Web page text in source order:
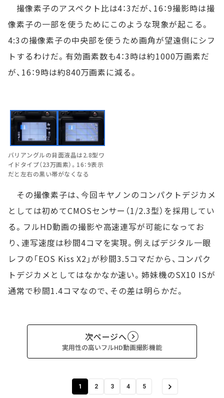
撮像素子のアスペクト比は4：3だが、16：9撮影時は撮
像素子の一部を使うためにこのような現象が起こる。
4:3の撮像素子の中央部を使うため画角が望遠側にシフ
トするわけだ。有効画素数も4：3時は約1000万画素だ
が、16：9時は約840万画素に減る。
バリアングルの背面液晶は2.8型ワ
イドタイプ（23万画素）。16：9表示
だと左右の黒い帯がなくなる
その撮像素子は、今回キヤノンのコンパクトデジカメ
としては初めてCMOSセンサー（1/2.3型）を採用してい
る。フルHD動画の撮影や高速連写が可能になってお
り、連写速度は秒間4コマを実現。例えばデジタル一眼
レフの「EOS Kiss X2」が秒間3.5コマだから、コンパク
トデジカメとしてはなかなか速い。姉妹機のSX10 ISが
通常で秒間1.4コマなので、その差は明らかだ。
次ページへ
実用性の高いフルHD動画撮影機能
1 2 3 4 5